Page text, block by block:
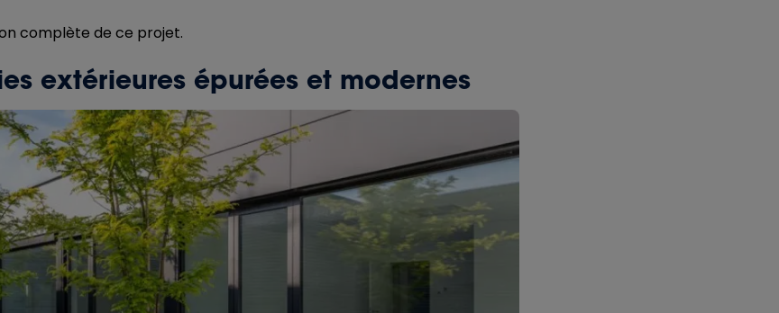
complète de ce projet.
extérieures épurées et modernes